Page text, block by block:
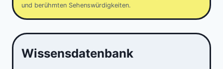
und berühmten Sehenswürdigkeiten.
Wissensdatenbank